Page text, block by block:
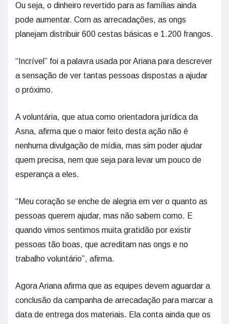
Ou seja, o dinheiro revertido para as famílias ainda
pode aumentar. Com as arrecadações, as ongs
planejam distribuir 600 cestas básicas e 1.200 frangos.
“Incrível” foi a palavra usada por Ariana para descrever
a sensação de ver tantas pessoas dispostas a ajudar
o próximo.
A voluntária, que atua como orientadora jurídica da
Asna, afirma que o maior feito desta ação não é
nenhuma divulgação de mídia, mas sim poder ajudar
quem precisa, nem que seja para levar um pouco de
esperança a eles.
“Meu coração se enche de alegria em ver o quanto as
pessoas querem ajudar, mas não sabem como. E
quando vimos sentimos muita gratidão por existir
pessoas tão boas, que acreditam nas ongs e no
trabalho voluntário”, afirma.
Agora Ariana afirma que as equipes devem aguardar a
conclusão da campanha de arrecadação para marcar a
data de entrega dos materiais. Ela conta ainda que os